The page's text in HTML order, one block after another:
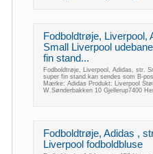
Fodboldtrøje, Liverpool,
Small Liverpool
fin stand...
Fodboldtrøje, Liverpool, Adidas, str.
super fin stand.kan sendes som B-
Mærke: Adidas Produkt: Liverpool
W.Sønderbakken 10 Gjellerup7400
Fodboldtrøje, Adidas ,
Liverpool fodboldbluse